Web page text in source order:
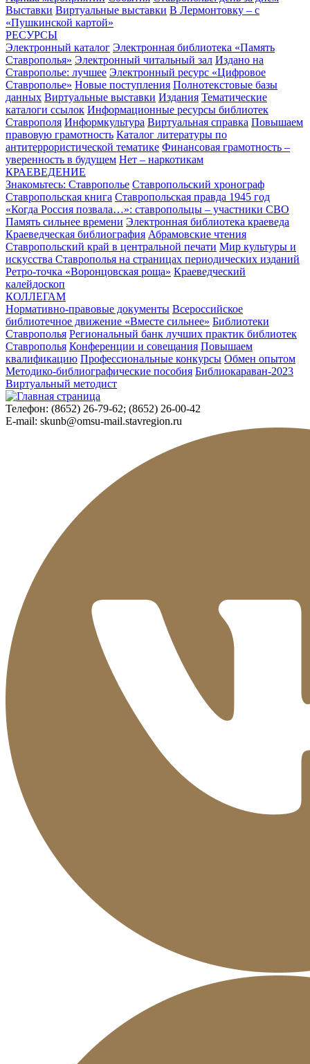
Выставки Виртуальные выставки В Лермонтовку – с
«Пушкинской картой»
РЕСУРСЫ
Электронный каталог Электронная библиотека «Память
Ставрополья» Электронный читальный зал Издано на
Ставрополье: лучшее Электронный ресурс «Цифровое
Ставрополье» Новые поступления Полнотекстовые базы
данных Виртуальные выставки Издания Тематические
каталоги ссылок Информационные ресурсы библиотек
Ставрополя Информкультура Виртуальная справка Повышаем
правовую грамотность Каталог литературы по
антитеррористической тематике Финансовая грамотность –
уверенность в будущем Нет – наркотикам
КРАЕВЕДЕНИЕ
Знакомьтесь: Ставрополье Ставропольский хронограф
Ставропольская книга Ставропольская правда 1945 год
«Когда Россия позвала…»: ставропольцы – участники СВО
Память сильнее времени Электронная библиотека краеведа
Краеведческая библиография Абрамовские чтения
Ставропольский край в центральной печати Мир культуры и
искусства Ставрополья на страницах периодических изданий
Ретро-точка «Воронцовская роща» Краеведческий
калейдоскоп
КОЛЛЕГАМ
Нормативно-правовые документы Всероссийское
библиотечное движение «Вместе сильнее» Библиотеки
Ставрополья Региональный банк лучших практик библиотек
Ставрополья Конференции и совещания Повышаем
квалификацию Профессиональные конкурсы Обмен опытом
Методико-библиографические пособия Библиокараван-2023
Виртуальный методист
Телефон: (8652) 26-79-62; (8652) 26-00-42
E-mail: skunb@omsu-mail.stavregion.ru